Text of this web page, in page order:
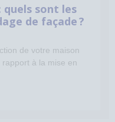
quels sont les
de façade ?
de votre maison
à la mise en